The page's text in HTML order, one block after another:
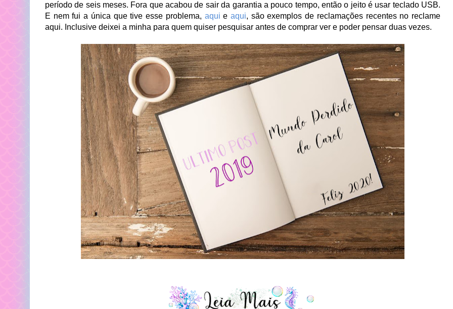
período de seis meses. Fora que acabou de sair da garantia a pouco tempo, então o jeito é usar teclado USB.
E nem fui a única que tive esse problema, aqui e aqui, são exemplos de reclamações recentes no reclame
aqui. Inclusive deixei a minha para quem quiser pesquisar antes de comprar ver e poder pensar duas vezes.